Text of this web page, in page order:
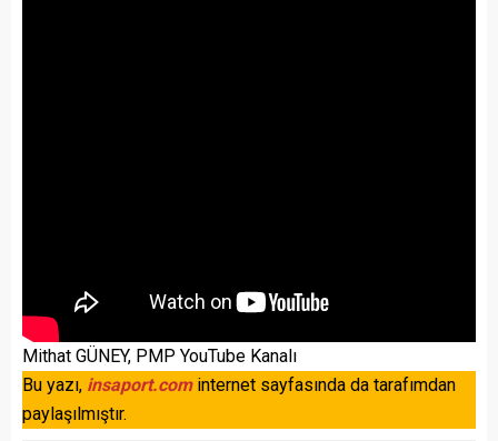
Mithat GÜNEY, PMP YouTube Kanalı
Bu yazı, insaport.cominternet sayfasında da tarafımdan
paylaşılmıştır.